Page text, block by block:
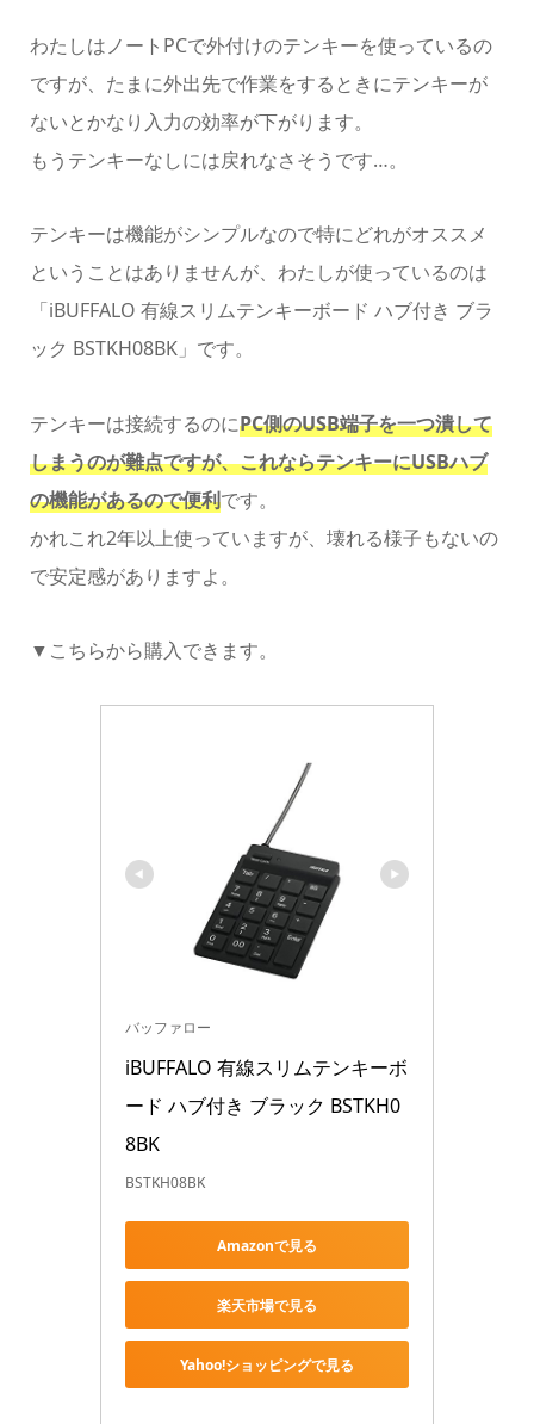
わたしはノートPCで外付けのテンキーを使っているの
ですが、たまに外出先で作業をするときにテンキーが
ないとかなり入力の効率が下がります。
もうテンキーなしには戻れなさそうです…。
テンキーは機能がシンプルなので特にどれがオススメ
ということはありませんが、わたしが使っているのは
「iBUFFALO 有線スリムテンキーボード ハブ付き ブラ
ック BSTKH08BK」です。
テンキーは接続するのにPC側のUSB端子を一つ潰して
しまうのが難点ですが、これならテンキーにUSBハブ
の機能があるので便利です。
かれこれ2年以上使っていますが、壊れる様子もないの
で安定感がありますよ。
▼こちらから購入できます。
バッファロー
iBUFFALO 有線スリムテンキーボ
ード ハブ付き ブラック BSTKH0
8BK
BSTKH08BK
Amazonで見る
楽天市場で見る
Yahoo!ショッピングで見る